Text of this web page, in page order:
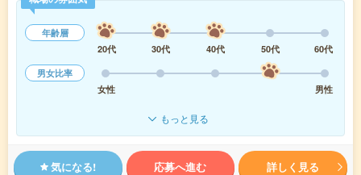
年齢層
20代
30代 40代 50代
60代
男女比率
女性
男性
もっと見る
気になる! 応募へ進む 詳しく見る